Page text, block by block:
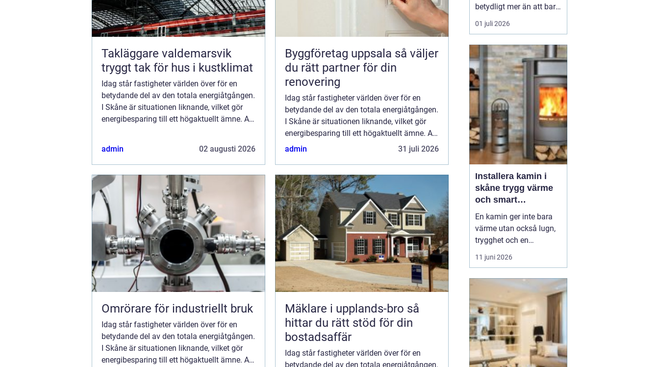
Takläggare valdemarsvik
tryggt tak för hus i kustklimat
Idag står fastigheter världen över för en
betydande del av den totala energiåtgången.
I Skåne är situationen liknande, vilket gör
energibesparing till ett högaktuellt ämne. Att
admin
02 augusti 2026
Byggföretag uppsala så väljer
du rätt partner för din
renovering
Idag står fastigheter världen över för en
betydande del av den totala energiåtgången.
I Skåne är situationen liknande, vilket gör
energibesparing till ett högaktuellt ämne. Att
energibespara ...
admin 31 juli 2026
Omrörare för industriellt bruk
Idag står fastigheter världen över för en
betydande del av den totala energiåtgången.
I Skåne är situationen liknande, vilket gör
energibesparing till ett högaktuellt ämne. Att
Mäklare i upplands-bro så
hittar du rätt stöd för din
bostadsaffär
Idag står fastigheter världen över för en
betydande del av den totala energiåtgången.
betydligt mer än att bara
jämföra pris. Ett bygge
påverkar vardagen,
bostaden under lång tid
framåt. Den som
planerar renovering,
tillbyggnad eller nytt
bygge tjänar därför på
att tänk...
01 juli 2026
Installera kamin i
skåne trygg värme
och smart
investering
En kamin ger inte bara
värme utan också lugn,
trygghet och en
ombonad känsla i
hemmet. Allt fler
ser fördelarna med att
kombinera elvärme eller
fjärrvärme med en
kamin, både för
ekonomins och
klimatets skull.
Samtidigt ställs...
11 juni 2026